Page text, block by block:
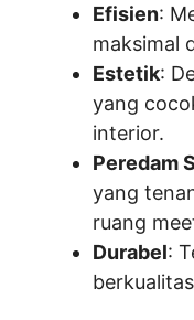
Efisien:
maksimal
Estetik:
yang
interior.
Peredam
yang
ruang
Durabel: